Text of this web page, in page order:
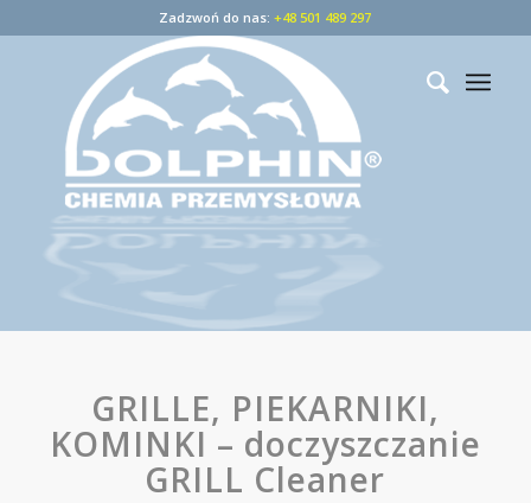
Zadzwoń do nas:+48 501 489 297
GRILLE, PIEKARNIKI,
KOMINKI – doczyszczanie
GRILL Cleaner